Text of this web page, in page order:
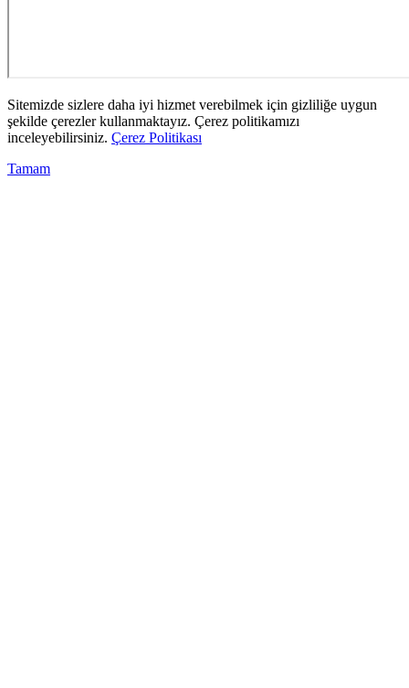
Sitemizde sizlere daha iyi hizmet verebilmek için gizliliğe uygun
şekilde çerezler kullanmaktayız. Çerez politikamızı
inceleyebilirsiniz. Çerez Politikası
Tamam